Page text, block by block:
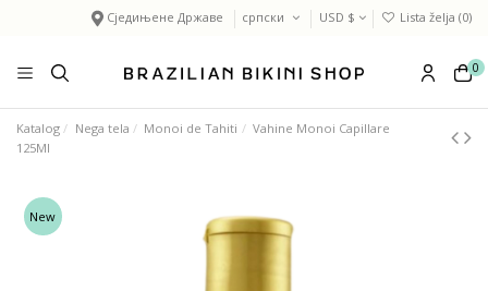
Сједињене Државе српски USD $ Lista želja (0)
0
Katalog Nega tela Monoi de Tahiti
Vahine Monoi Capillare
125Ml
New